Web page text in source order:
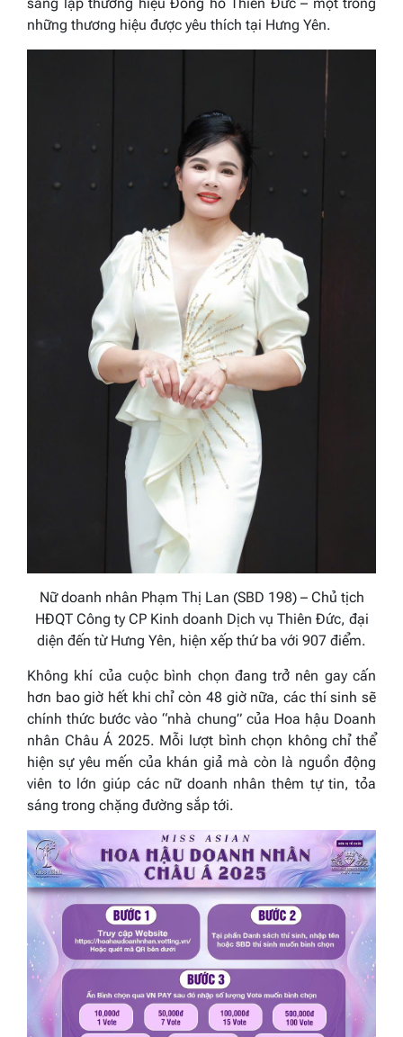
những thương hiệu được yêu thích tại Hưng Yên.
Nữ doanh nhân Phạm Thị Lan (SBD 198) – Chủ tịch
HĐQT Công ty CP Kinh doanh Dịch vụ Thiên Đức, đại
diện đến từ Hưng Yên, hiện xếp thứ ba với 907 điểm.
Không khí của cuộc bình chọn đang trở nên gay cấn
hơn bao giờ hết khi chỉ còn 48 giờ nữa, các thí sinh sẽ
chính thức bước vào “nhà chung” của Hoa hậu Doanh
nhân Châu Á 2025. Mỗi lượt bình chọn không chỉ thể
hiện sự yêu mến của khán giả mà còn là nguồn động
viên to lớn giúp các nữ doanh nhân thêm tự tin, tỏa
sáng trong chặng đường sắp tới.